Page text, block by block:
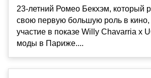
23-летний Ромео Бекхэм, который
свою первую большую роль в кино,
участие в показе Willy Chavarria x
моды в Париже....